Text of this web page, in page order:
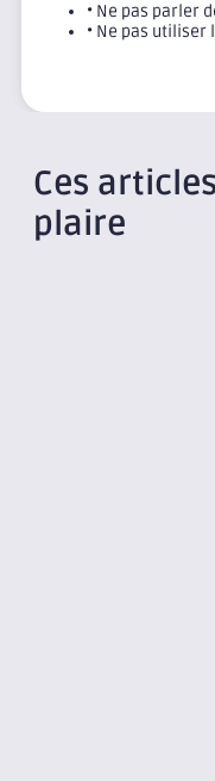
• Ne pas parler
• Ne pas
Ces
plaire